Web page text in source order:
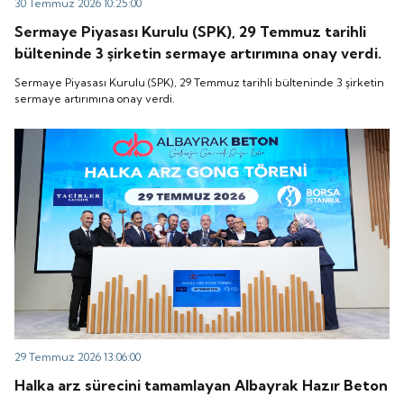
30 Temmuz 2026 10:25:00
Sermaye Piyasası Kurulu (SPK), 29 Temmuz tarihli
bülteninde 3 şirketin sermaye artırımına onay verdi.
Sermaye Piyasası Kurulu (SPK), 29 Temmuz tarihli bülteninde 3 şirketin
sermaye artırımına onay verdi.
29 Temmuz 2026 13:06:00
Halka arz sürecini tamamlayan Albayrak Hazır Beton